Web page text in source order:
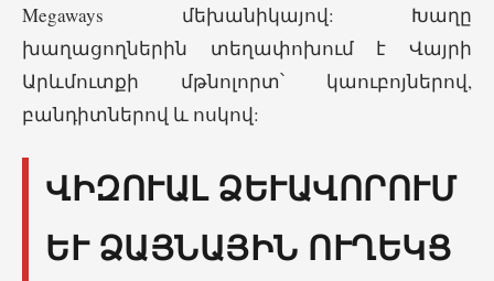
Megaways մեխանիկայով: Խաղը
խաղացողներին տեղափոխում է Վայրի
Արևմուտքի մթնոլորտ՝ կաուբոյներով,
բանդիտներով և ոսկով:
ՎԻԶՈՒԱԼ ՁԵՒԱՎՈՐՈՒՄ ԵՒ
ՁԱՅՆԱՅԻՆ ՈՒՂԵԿՑՈՒ